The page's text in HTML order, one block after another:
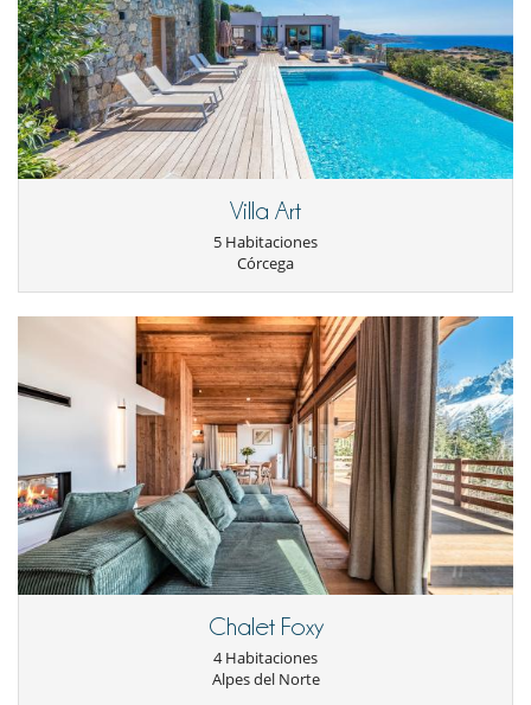
Villa Art
5 Habitaciones
Córcega
Chalet Foxy
4 Habitaciones
Alpes del Norte